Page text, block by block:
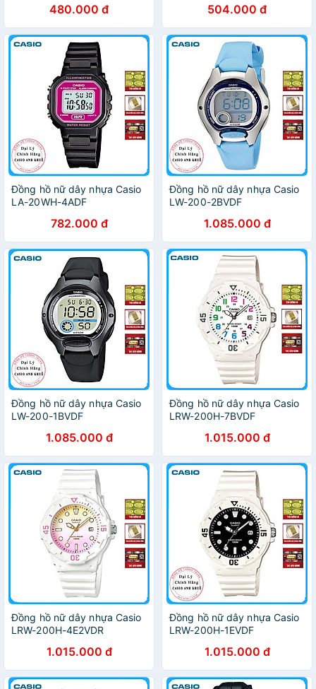
480.000 đ 504.000 đ
Đồng hồ nữ dây nhựa Casio
LA-20WH-4ADF
782.000 đ
Đồng hồ nữ dây nhựa Casio
LW-200-2BVDF
1.085.000 đ
Đồng hồ nữ dây nhựa Casio
LW-200-1BVDF
1.085.000 đ
Đồng hồ nữ dây nhựa Casio
LRW-200H-7BVDF
1.015.000 đ
Đồng hồ nữ dây nhựa Casio
LRW-200H-4E2VDR
1.015.000 đ
Đồng hồ nữ dây nhựa Casio
LRW-200H-1EVDF
1.015.000 đ